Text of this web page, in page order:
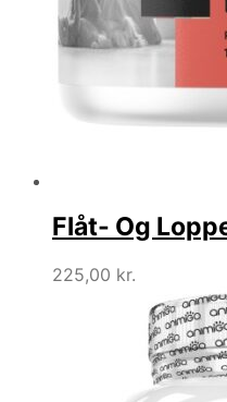
Flåt- Og
225,00 kr.